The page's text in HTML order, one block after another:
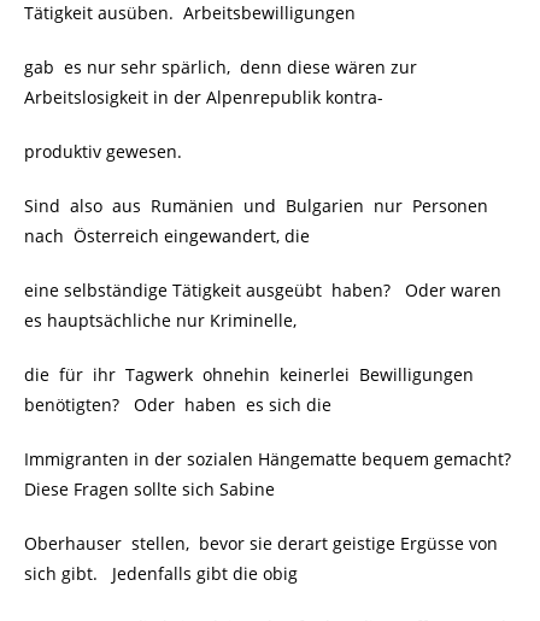
Tätigkeit ausüben. Arbeitsbewilligungen
gab es nur sehr spärlich, denn diese wären zur
Arbeitslosigkeit in der Alpenrepublik kontra-
produktiv gewesen.
Sind also aus Rumänien und Bulgarien nur Personen
nach Österreich eingewandert, die
eine selbständige Tätigkeit ausgeübt haben? Oder waren
es hauptsächliche nur Kriminelle,
die für ihr Tagwerk ohnehin keinerlei Bewilligungen
benötigten? Oder haben es sich die
Immigranten in der sozialen Hängematte bequem gemacht?
Diese Fragen sollte sich Sabine
Oberhauser stellen, bevor sie derart geistige Ergüsse von
sich gibt. Jedenfalls gibt die obig